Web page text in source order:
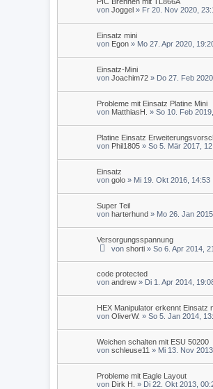
von Joggel » Fr 20. Nov 2020,
Einsatz mini
von Egon » Mo 27. Apr 2020,
Einsatz-Mini
von Joachim72 » Do 27. Feb
Probleme mit Einsatz Platine Mini
von MatthiasH. » So 10. Feb
Platine Einsatz
von Phil1805 » So 5. Mär 2017,
Einsatz
von golo » Mi 19. Okt 2016, 14:53
Super Teil
von harterhund » Mo 26. Jan
Versorgungsspannung
von shorti » So 6. Apr 2014,
code protected
von andrew » Di 1. Apr 2014,
HEX Manipulator erkennt Einsatz
von OliverW. » So 5. Jan 2014,
Weichen schalten mit ESU 50200
von schleuse11 » Mi 13. Nov
Probleme mit Eagle Layout
von Dirk H. » Di 22. Okt 2013,